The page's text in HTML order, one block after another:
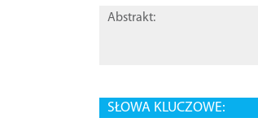
Abstrakt:
SŁOWA KLUCZOWE: